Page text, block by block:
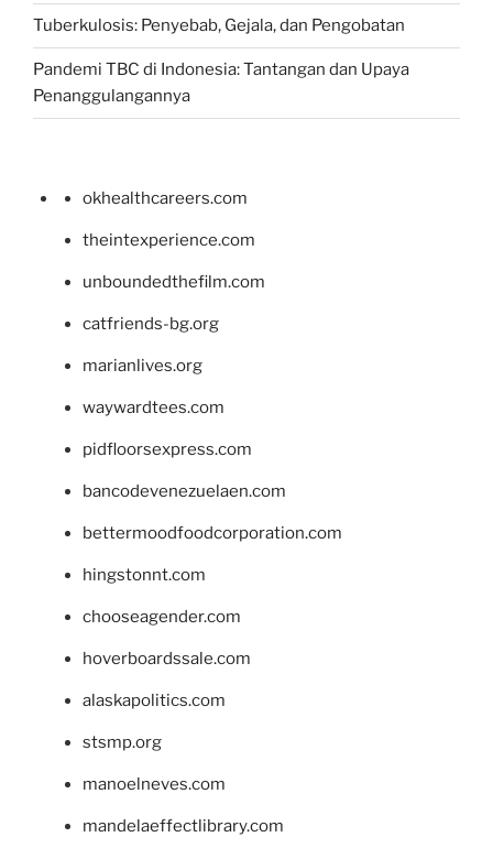
Tuberkulosis: Penyebab, Gejala, dan Pengobatan
Pandemi TBC di Indonesia: Tantangan dan Upaya
Penanggulangannya
okhealthcareers.com
theintexperience.com
unboundedthefilm.com
catfriends-bg.org
marianlives.org
waywardtees.com
pidfloorsexpress.com
bancodevenezuelaen.com
bettermoodfoodcorporation.com
hingstonnt.com
chooseagender.com
hoverboardssale.com
alaskapolitics.com
stsmp.org
manoelneves.com
mandelaeffectlibrary.com